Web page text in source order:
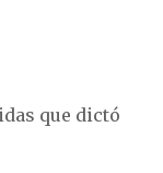
que dictó